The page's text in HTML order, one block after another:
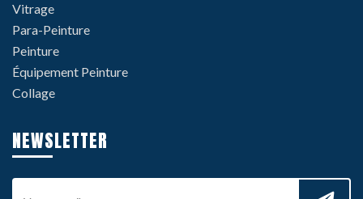
Vitrage
Para-Peinture
Peinture
Équipement Peinture
Collage
NEWSLETTER